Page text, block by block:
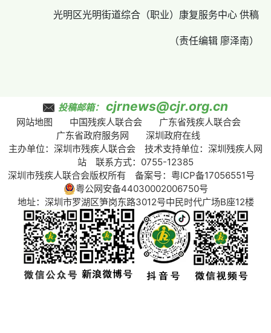
光明区光明街道综合（职业）康复服务中心 供稿
（责任编辑 廖泽南）
投稿邮箱： cjrnews@cjr.org.cn
网站地图 中国残疾人联合会
广东省残疾人联合会
广东省政府服务网
深圳政府在线
主办单位：深圳市残疾人联合会 技术支持单位：深圳残疾人网
站 联系方式：0755-12385
深圳市残疾人联合会版权所有 备案号： 粤ICP备17056551号
粤公网安备44030002006750号
地址：深圳市罗湖区笋岗东路3012号中民时代广场B座12楼